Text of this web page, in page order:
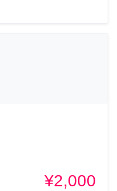
¥2,000